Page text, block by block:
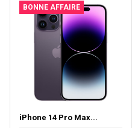
BONNE AFFAIRE
iPhone 14 Pro Max...